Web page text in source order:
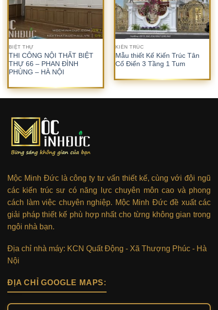
BIỆT THỰ
THI CÔNG NỘI THẤT BIỆT
THỰ 66 – PHAN ĐÌNH
PHÙNG – HÀ NỘI
KIẾN TRÚC
Mẫu thiết Kế Kiến Trúc Tân
Cổ Điển 3 Tầng 1 Tum
Mộc Minh Đức là công ty tư vấn thiết kế, cùng với đội ngũ
các kiến trúc sư có năng lực chuyên môn cao và phong
cách làm việc chuyên nghiệp. Mộc Minh Đức đề xuất các
giải pháp thiết kế phù hợp nhất cho từng không gian trong
ngôi nhà bạn.
Địa chỉ nhà máy: KCN Quất Động - Xã Thượng Phúc - Hà
Nội
ĐỊA CHỈ GOOGLE MAPS: